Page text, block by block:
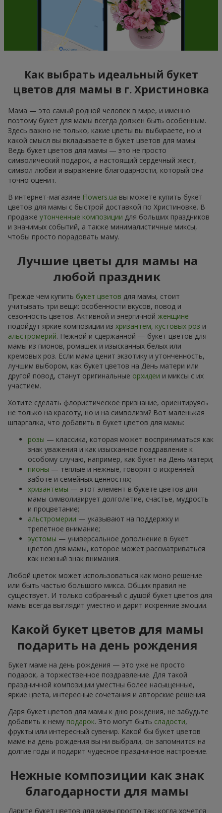
Как выбрать идеальный букет
цветов для мамы в г. Христиновка
Мама — это самый родной человек в мире, и именно
поэтому букет для мамы всегда должен быть особенным.
Здесь важно не только, какие цветы вы выбираете, но и
какой смысл вы вкладываете в букет цветов для мамы.
Ведь букет цветов для мамы — это не просто
символический подарок, а настоящий сердечный жест,
символ любви и выражение благодарности, который она
точно оценит.
В интернет-магазине Flowers.ua вы можете купить букет
цветов для мамы с быстрой доставкой по Христиновке. В
продаже утонченные композиции для больших праздников
и значимых событий, а также минималистичные миксы,
чтобы просто порадовать маму.
Лучшие цветы для мамы на
любой праздник
Прежде чем купить букет цветов для мамы, стоит
учитывать три вещи: особенности вкусов, повод и
сезонность цветов. Активной и энергичной женщине
подойдут яркие композиции из хризантем, кустовых роз и
альстромерий. Нежной и сдержанной — букет цветов для
мамы из пионов, ромашек и изысканных белых или
кремовых роз. Если мама ценит экзотику и утонченность,
лучшим выбором, как букет цветов на День матери или
другой повод, станут оригинальные орхидеи и миксы с их
участием.
Хотите сделать флористическое признание, ориентируясь
не только на красоту, но и на символизм? Вот маленькая
шпаргалка, что добавить в букет цветов для мамы:
розы — классика, которая может восприниматься как
знак уважения и как изысканное поздравление к
особому случаю, например, как букет на День матери;
пионы — тёплые и нежные, говорят о искренней
заботе и семейных ценностях;
хризантемы — этот элемент в букете цветов для
мамы символизирует долголетие, счастье, мудрость
и процветание;
альстромерии — указывают на поддержку и
трепетное внимание;
эустомы — универсальное дополнение в букет
цветов для мамы, которое может рассматриваться
как нежный знак внимания.
Любой цветок может использоваться как моно решение
или быть частью большого микса. Общих правил не
существует. И только собранный с душой букет цветов для
мамы всегда выглядит уместно и дарит искренние эмоции.
Какой букет цветов для мамы
подарить на день рождения
Букет маме на день рождения — это уже не просто
подарок, а торжественное поздравление. Для такой
праздничной композиции уместны более насыщенные,
яркие цвета, интересные сочетания и авторские решения.
Даря букет цветов для мамы к дню рождения, не забудьте
добавить к нему подарок. Это могут быть сладости,
фрукты или интересный сувенир. Какой бы букет цветов
маме на день рождения вы ни выбрали, он запомнится на
долгие годы и подарит чудесное праздничное настроение.
Нежные композиции как знак
благодарности для мамы
Дарите букет цветов для мамы просто так: когда хочется